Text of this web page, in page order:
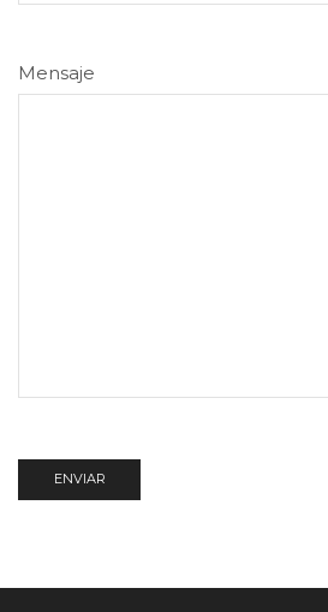
Mensaje